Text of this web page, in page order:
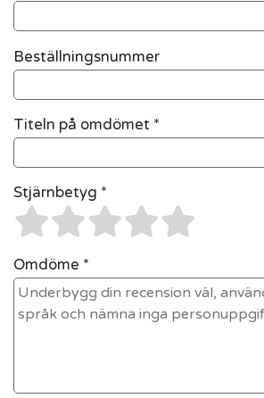
Beställningsnummer
Titeln på omdömet *
Stjärnbetyg *
Omdöme *